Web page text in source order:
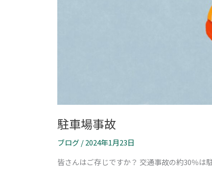
駐車場事故
ブログ/2024年1月23日
皆さんはご存じですか？ 交通事故の約30％